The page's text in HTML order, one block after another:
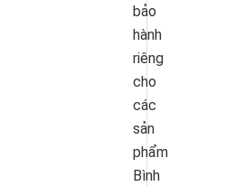
bảo
hành
riêng
cho
các
sản
phẩm
Bình